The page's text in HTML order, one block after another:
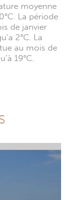
moyenne
La période
de janvier
2°C. La
au mois de
19°C.